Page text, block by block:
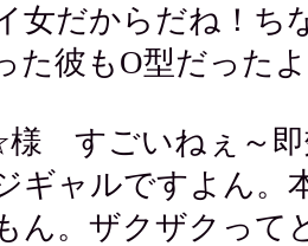
女だからだね！ち
た彼もO型だった
すごいねぇ～即
ギャルですよん。
ん。ザクザクって